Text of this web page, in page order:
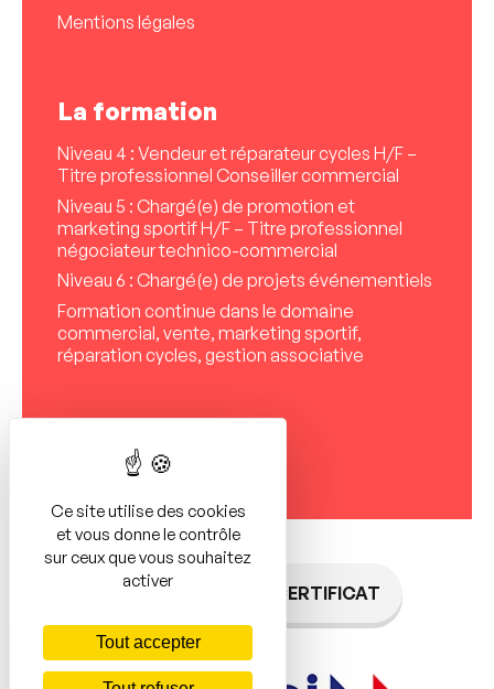
Ce site utilise des cookies
et vous donne le contrôle
sur ceux que vous souhaitez
activer
Tout accepter
Mentions légales
La formation
Niveau 4 : Vendeur et réparateur cycles H/F –
Titre professionnel Conseiller commercial
Niveau 5 : Chargé(e) de promotion et
marketing sportif H/F – Titre professionnel
négociateur technico-commercial
Niveau 6 : Chargé(e) de projets événementiels
Formation continue dans le domaine
commercial, vente, marketing sportif,
réparation cycles, gestion associative
TÉLÉCHARGER LE CERTIFICAT